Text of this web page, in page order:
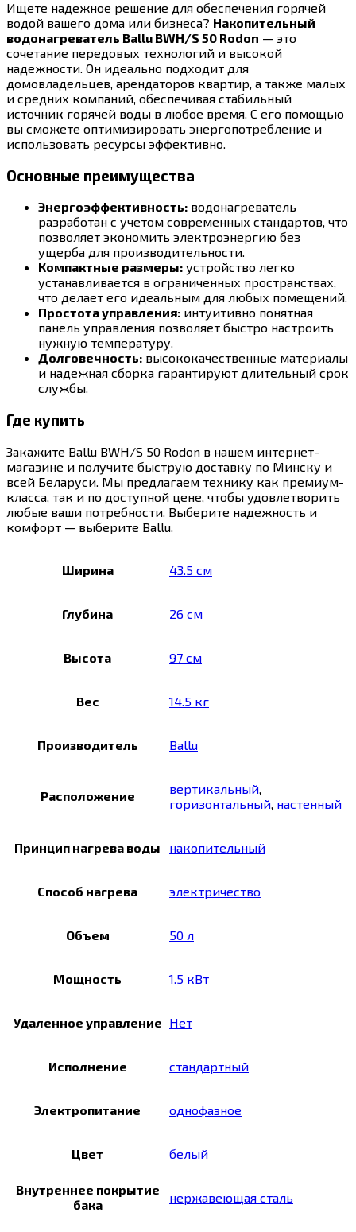
Ищете надежное решение для обеспечения горячей
водой вашего дома или бизнеса? Накопительный
водонагреватель Ballu BWH/S 50 Rodon — это
сочетание передовых технологий и высокой
надежности. Он идеально подходит для
домовладельцев, арендаторов квартир, а также малых
и средних компаний, обеспечивая стабильный
источник горячей воды в любое время. С его помощью
вы сможете оптимизировать энергопотребление и
использовать ресурсы эффективно.
Основные преимущества
Энергоэффективность: водонагреватель
разработан с учетом современных стандартов, что
позволяет экономить электроэнергию без
ущерба для производительности.
Компактные размеры: устройство легко
устанавливается в ограниченных пространствах,
что делает его идеальным для любых помещений.
Простота управления: интуитивно понятная
панель управления позволяет быстро настроить
нужную температуру.
Долговечность: высококачественные материалы
и надежная сборка гарантируют длительный срок
службы.
Где купить
Закажите Ballu BWH/S 50 Rodon в нашем интернет-
магазине и получите быструю доставку по Минску и
всей Беларуси. Мы предлагаем технику как премиум-
класса, так и по доступной цене, чтобы удовлетворить
любые ваши потребности. Выберите надежность и
комфорт — выберите Ballu.
Ширина 43.5 см
Глубина 26 см
Высота 97 см
Вес 14.5 кг
Производитель Ballu
Расположение вертикальный,
горизонтальный, настенный
Принцип нагрева воды накопительный
Способ нагрева электричество
Объем 50 л
Мощность 1.5 кВт
Удаленное управление Нет
Исполнение стандартный
Электропитание однофазное
Цвет белый
Внутреннее покрытие
бака
нержавеющая сталь